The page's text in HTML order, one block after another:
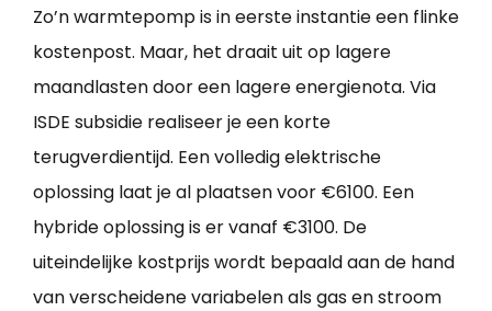
Zo’n warmtepomp is in eerste instantie een flinke
kostenpost. Maar, het draait uit op lagere
maandlasten door een lagere energienota. Via
ISDE subsidie realiseer je een korte
terugverdientijd. Een volledig elektrische
oplossing laat je al plaatsen voor €6100. Een
hybride oplossing is er vanaf €3100. De
uiteindelijke kostprijs wordt bepaald aan de hand
van verscheidene variabelen als gas en stroom